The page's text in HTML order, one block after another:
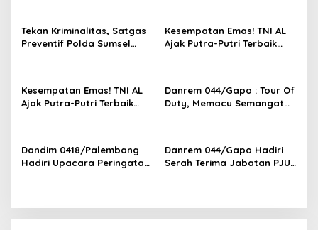
Tekan Kriminalitas, Satgas
Preventif Polda Sumsel
Kesempatan Emas! TNI AL
Ajak Putra-Putri Terbaik
Kesempatan Emas! TNI AL
Ajak Putra-Putri Terbaik
Danrem 044/Gapo : Tour Of
Duty, Memacu Semangat
Dandim 0418/Palembang
Hadiri Upacara Peringatan
Danrem 044/Gapo Hadiri
Serah Terima Jabatan PJU